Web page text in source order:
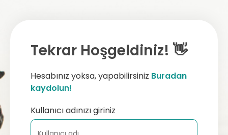
Tekrar Hoşgeldiniz! 👋
Hesabınız yoksa, yapabilirsiniz Buradan
kaydolun!
Kullanıcı adınızı giriniz